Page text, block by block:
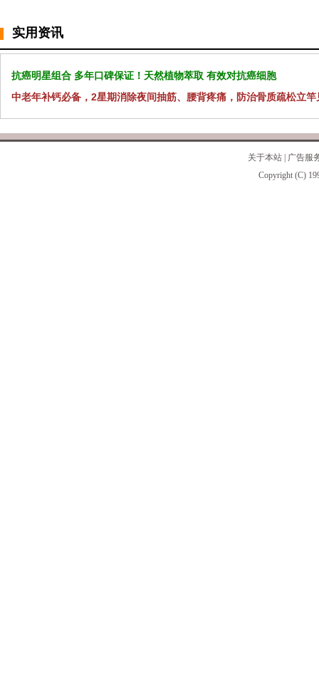
实用资讯
抗癌明星组合 多年口碑保证！天然植物萃取 有效对抗癌细胞
中老年补钙必备，2星期消除夜间抽筋、腰背疼痛，防治骨质疏松立竿
关于本站
广告服
Copyright (C)